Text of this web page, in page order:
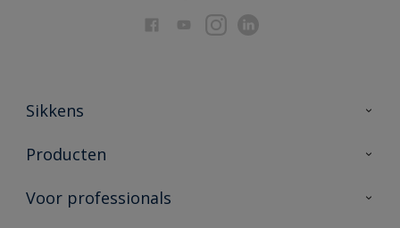
Sikkens
Over Sikkens
Duurzaamheid
Producten
Producten voor binnen
Voor professionals